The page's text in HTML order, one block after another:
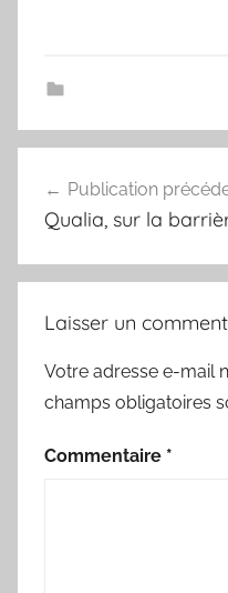
de
Publication
Qualia, sur la
Laisser un
Votre adresse e-mail
champs obligatoires
Commentaire *